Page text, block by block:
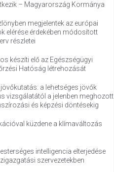
– Magyarország Kormánya
megjelentek az európai
elérése érdekében módosított
részletei
készíti elő az Egészségügyi
Hatóság létrehozását
a lehetséges jövők
vizsgálatától a jelenben meghozott
és képzési döntésekig
küzdene a klímaváltozás
intelligencia elterjedése
szervezetekben